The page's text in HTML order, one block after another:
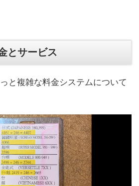
とサービス
と複雑な料金システムについて